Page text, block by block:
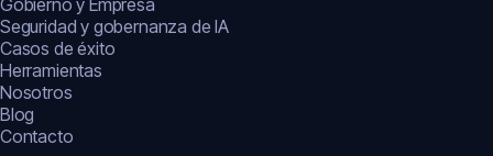
Gobierno y Empresa
Seguridad y gobernanza de IA
Casos de éxito
Herramientas
Nosotros
Blog
Contacto